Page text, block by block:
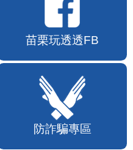
苗栗玩透透FB
防詐騙專區